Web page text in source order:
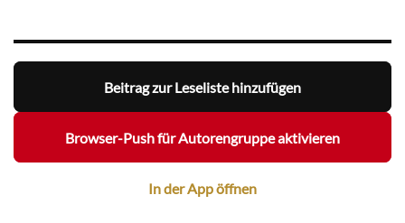
Beitrag zur Leseliste hinzufügen
Browser-Push für Autorengruppe aktivieren
In der App öffnen